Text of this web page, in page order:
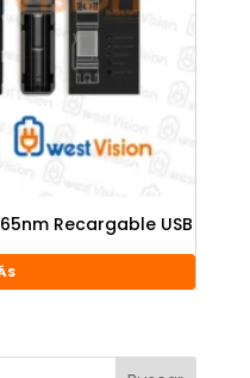
Recargable USB